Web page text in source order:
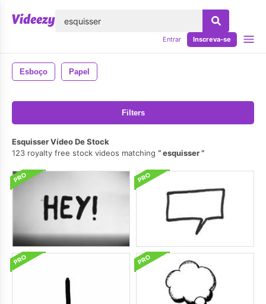
Entrar Inscreva-se
Esboço Papel
Filters
Esquisser Vídeo De Stock
123 royalty free stock videos matching
esquisser